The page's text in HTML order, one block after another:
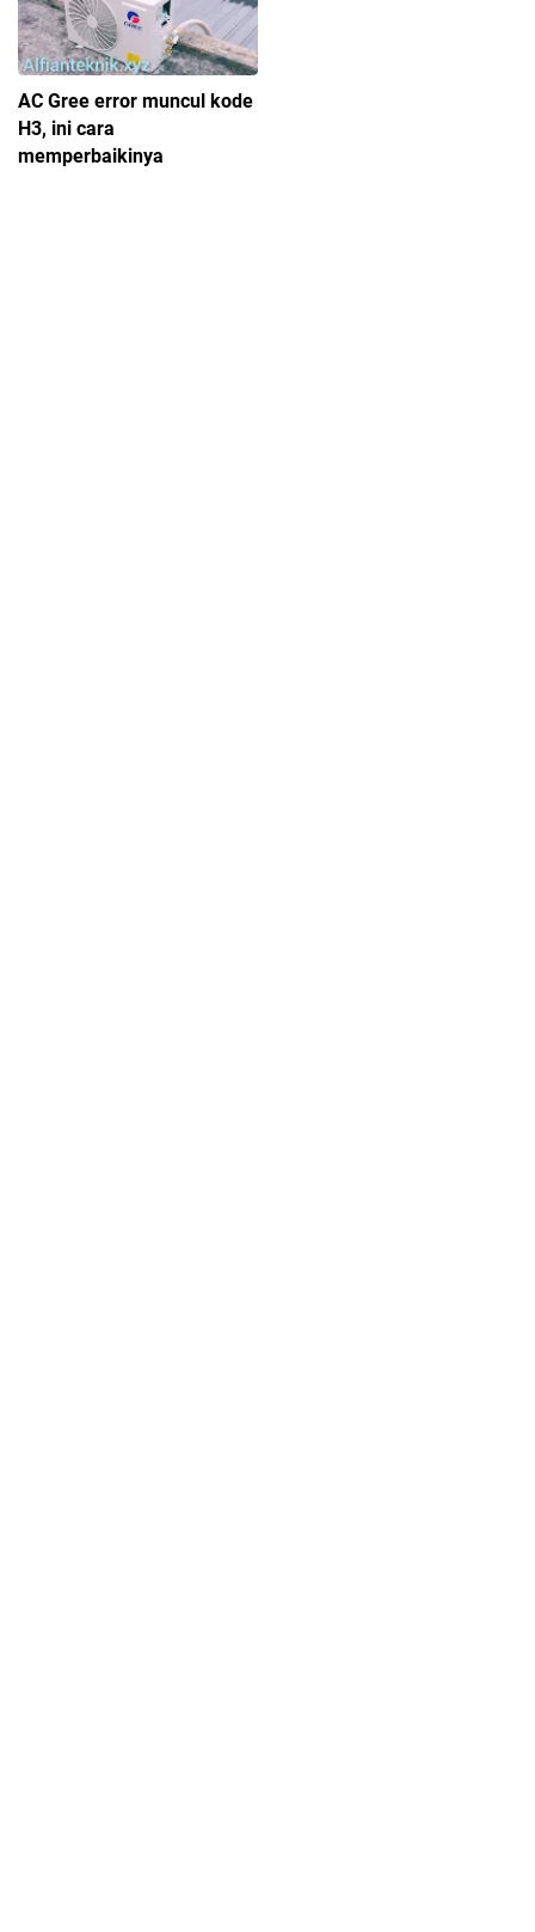
AC Gree error muncul kode
H3, ini cara
memperbaikinya